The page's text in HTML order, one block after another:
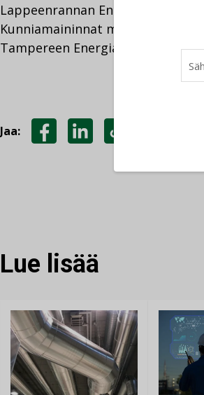
Lappeenrannan Energia
Kunniamaininnat
Tampereen Energia sekä Turku
Jaa:
FACEBOOKISSA
LINKEDINISSÄ
LINKKI
Lue lisää